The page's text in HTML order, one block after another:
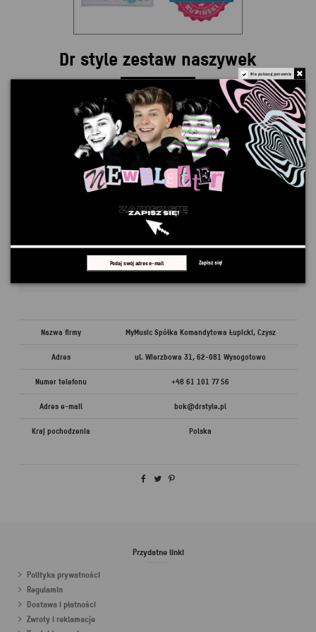
Dr style zestaw naszywek
Obecnie brak na stanie
52,00 zł
Brutto
Rozmiar
Nazwa firmy MyMusic Spółka Komandytowa Łupicki, Czysz
Adres ul. Wierzbowa 31, 62-081 Wysogotowo
Numer telefonu +48 61 101 77 56
Adres e-mail bok@drstyle.pl
Kraj pochodzenia Polska
Przydatne linki
Polityka prywatności
Regulamin
Dostawa i płatności
Zwroty i reklamacje
Nie pokazuj ponownie
Zapisz się!